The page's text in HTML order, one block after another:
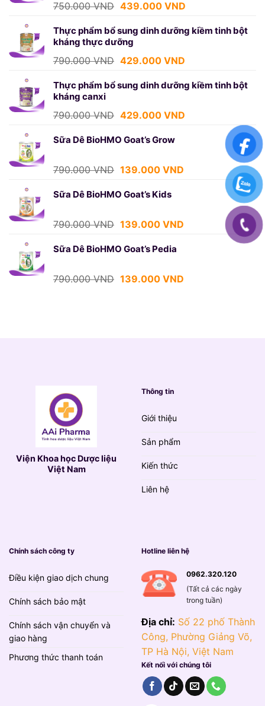
750.000VND Giá
là:
750.000 VND.
439.000 VNDGiá
tại
Thực phẩm bổ sung dinh dưỡng kiềm tinh bột
kháng thực dưỡng
790.000VND Giá
là:
429.000 VNDGiá
tại
Thực phẩm bổ sung dinh dưỡng kiềm tinh bột
kháng canxi
790.000VND Giá
là:
429.000 VNDGiá
429.000 VND.
Sữa Dê BioHMO Goat’s Grow
790.000VND Giá
là:
139.000 VNDGiá
139.000 VND.
Sữa Dê BioHMO Goat’s Kids
790.000VND Giá
là:
139.000 VNDGiá
Sữa Dê BioHMO Goat’s Pedia
790.000VND Giá
139.000 VNDGiá
Viện Khoa học Dược liệu
Việt Nam
Thông tin
Giới thiệu
Sản phẩm
Kiến thức
Liên hệ
Chính sách công ty
Điều kiện giao dịch chung
Chính sách bảo mật
Chính sách vận chuyển và
giao hàng
Phương thức thanh toán
Hotline liên hệ
0962.320.120
(Tất cả các ngày
trong tuần)
Địa chỉ: Số 22 phố Thành
Công, Phường Giảng Võ,
TP Hà Nội, Việt Nam
Kết nối với chúng tôi